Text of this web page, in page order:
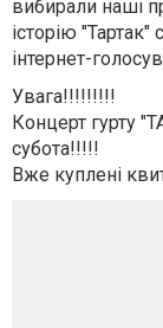
вибирали наші
історію
інтернет-
Увага!!!!!!!!!
Концерт гурту
субота!!!!!
Вже куплені